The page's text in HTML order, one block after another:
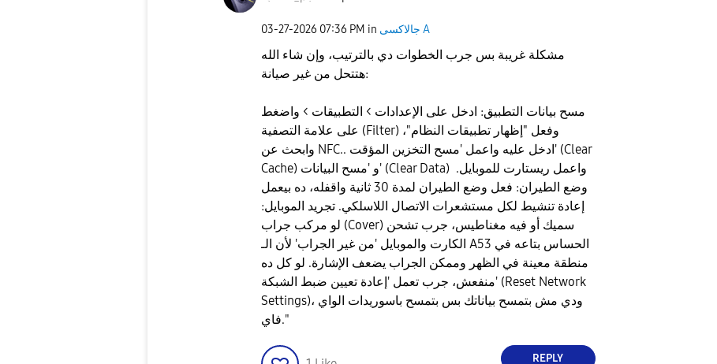
‎03-27-2026 07:36 PM in جالاكسى A
مشكلة غريبة بس جرب الخطوات دي بالترتيب، وإن شاء الله
هتتحل من غير صيانة:
​مسح بيانات التطبيق: ادخل على الإعدادات > التطبيقات > واضغط
على علامة التصفية (Filter) وفعل "إظهار تطبيقات النظام"،
وابحث عن NFC.. ادخل عليه واعمل 'مسح التخزين المؤقت' (Clear
Cache) و 'مسح البيانات' (Clear Data) واعمل ريستارت للموبايل. ​
وضع الطيران: فعل وضع الطيران لمدة 30 ثانية واقفله، ده بيعمل
إعادة تنشيط لكل مستشعرات الاتصال اللاسلكي. ​تجريد الموبايل:
لو مركب جراب (Cover) سميك أو فيه مغناطيس، جرب تشحن
الكارت والموبايل 'من غير الجراب' لأن الـ A53 الحساس بتاعه في
منطقة معينة في الظهر وممكن الجراب يضعف الإشارة. ​لو كل ده
منفعش، جرب تعمل 'إعادة تعيين ضبط الشبكة' (Reset Network
Settings)، ودي مش بتمسح بياناتك بس بتمسح باسوريدات الواي
فاي."
REPLY